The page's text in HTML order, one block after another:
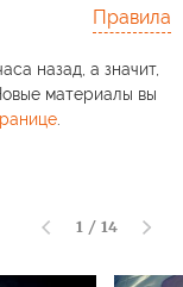
Правила
назад, а значит,
материалы вы
.
1 / 14